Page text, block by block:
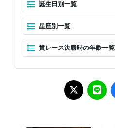
誕生日別一覧
星座別一覧
賞レース決勝時の年齢一覧